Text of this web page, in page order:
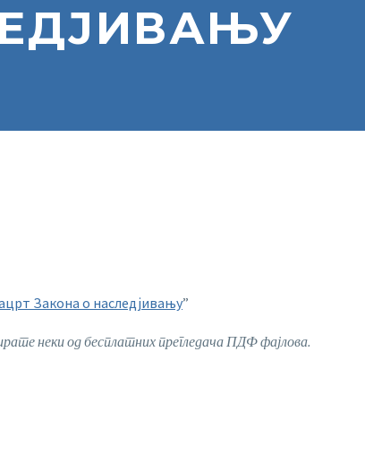
Закона о наследјивању”
неки од бесплатних прегледача ПДФ фајлова.